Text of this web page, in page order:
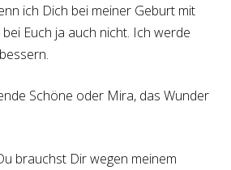
ich Dich bei meiner Geburt mit
Euch ja auch nicht. Ich werde
Schöne oder Mira, das Wunder
brauchst Dir wegen meinem